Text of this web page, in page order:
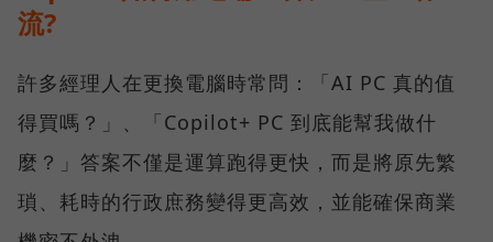
流?
許多經理人在更換電腦時常問：「AI PC 真的值
得買嗎？」、「Copilot+ PC 到底能幫我做什
麼？」答案不僅是運算跑得更快，而是將原先繁
瑣、耗時的行政庶務變得更高效，並能確保商業